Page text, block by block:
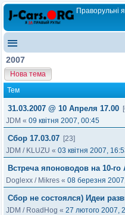
Праворульні
2007
Нова тема
Тем
31.03.2007 @ 10 Апреля 17.00
JDM « 09 квітня 2007, 00:45
Сбор 17.03.07 [23]
JDM / KLUZU « 03 квітня 2007,
Встреча японоводов на 10-го
Doglexx / Mikres « 08 березня
Сбор не состоялся) Идеи
JDM / RoadHog « 27 лютого 2007,